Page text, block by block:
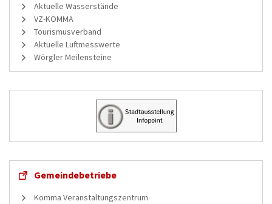
Aktuelle Wasserstände
VZ-KOMMA
Tourismusverband
Aktuelle Luftmesswerte
Wörgler Meilensteine
Gemeindebetriebe
Komma Veranstaltungszentrum